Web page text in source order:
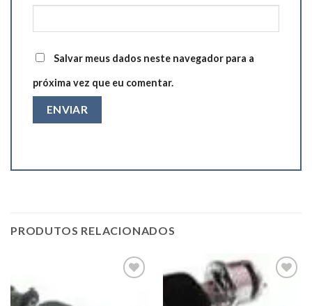
Salvar meus dados neste navegador para a
próxima vez que eu comentar.
PRODUTOS RELACIONADOS